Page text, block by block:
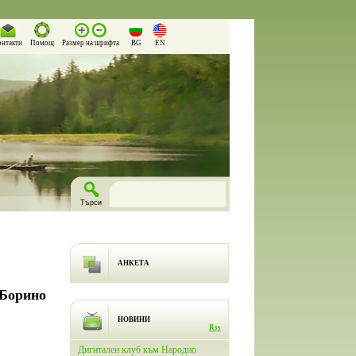
Помощ Размер на шрифта BG EN
АНКЕТА
НОВИНИ
Rss
Дигитален клуб към Народно